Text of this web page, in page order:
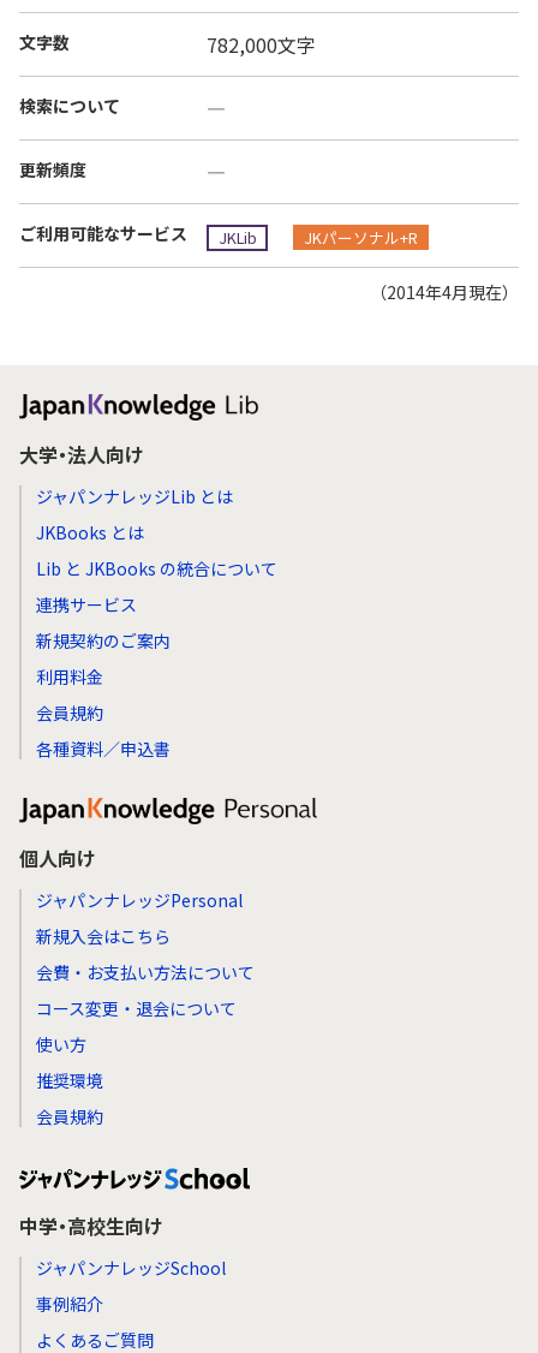
文字数 782,000文字
検索について ―
更新頻度 ―
ご利用可能なサービス JKLib JKパーソナル+R
（2014年4月現在）
大学・法人向け
ジャパンナレッジLib とは
JKBooks とは
Lib と JKBooks の統合について
連携サービス
新規契約のご案内
利用料金
会員規約
各種資料／申込書
個人向け
ジャパンナレッジPersonal
新規入会はこちら
会費・お支払い方法について
コース変更・退会について
使い方
推奨環境
会員規約
中学・高校生向け
ジャパンナレッジSchool
事例紹介
よくあるご質問